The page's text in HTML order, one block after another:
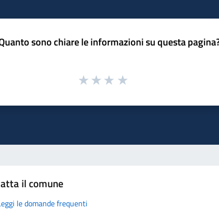
sono chiare le informazioni su questa
il comune
le domande frequenti